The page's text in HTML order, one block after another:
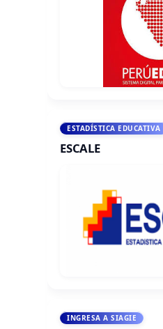
ESTADÍSTICA EDUCATIVA
ESCALE
INGRESA A SIAGIE